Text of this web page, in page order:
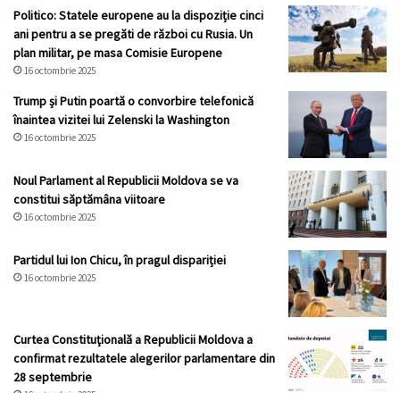
Politico: Statele europene au la dispoziție cinci
ani pentru a se pregăti de război cu Rusia. Un
plan militar, pe masa Comisie Europene
16 octombrie 2025
Trump și Putin poartă o convorbire telefonică
înaintea vizitei lui Zelenski la Washington
16 octombrie 2025
Noul Parlament al Republicii Moldova se va
constitui săptămâna viitoare
16 octombrie 2025
Partidul lui Ion Chicu, în pragul dispariției
16 octombrie 2025
Curtea Constituţională a Republicii Moldova a
confirmat rezultatele alegerilor parlamentare din
28 septembrie